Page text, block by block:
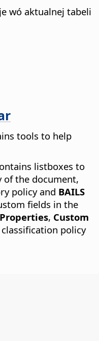
wó aktualnej tabeli
tools to help
listboxes to
of the document,
policy and BAILS
fields in the
, Custom
policy